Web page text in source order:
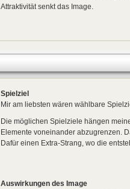
Attraktivität senkt das Image.
Spielziel
Mir am liebsten wären wählbare
Die möglichen Spielziele hängen
Elemente voneinander abzugrenzen.
Dafür einen Extra-Strang, wo die
Auswirkungen des Image